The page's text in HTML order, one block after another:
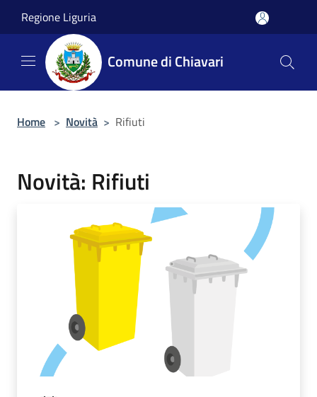
Regione Liguria
Comune di Chiavari
Home > Novità > Rifiuti
Novità: Rifiuti